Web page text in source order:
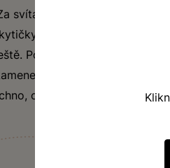
svítání, za soumraku nebo
mezi řádky vonní ještě
Pozorovat pohyb za listy.
A vidět, jak krásně
co dobré víno doprovází.